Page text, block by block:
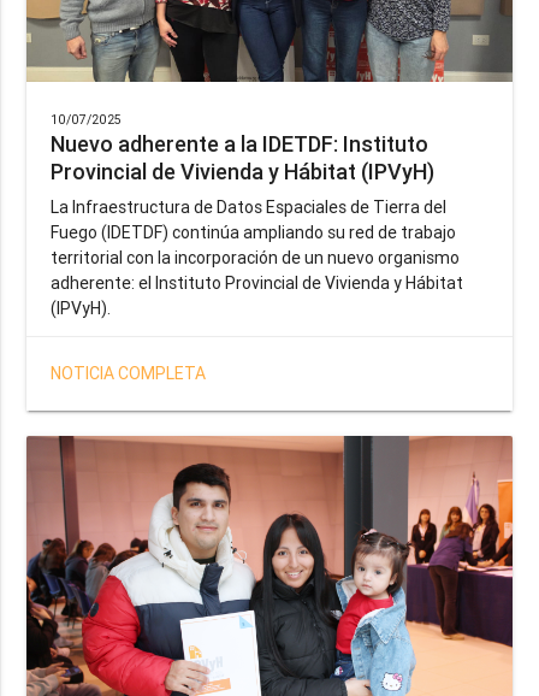
10/07/2025
Nuevo adherente a la IDETDF: Instituto
Provincial de Vivienda y Hábitat (IPVyH)
La Infraestructura de Datos Espaciales de Tierra del
Fuego (IDETDF) continúa ampliando su red de trabajo
territorial con la incorporación de un nuevo organismo
adherente: el Instituto Provincial de Vivienda y Hábitat
(IPVyH).
NOTICIA COMPLETA